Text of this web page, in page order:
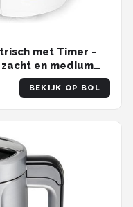
met Timer -
en medium
- EB-115560.14 -
BEKIJK OP BOL